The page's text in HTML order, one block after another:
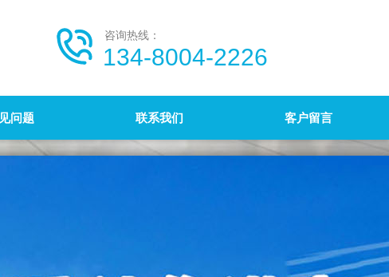
咨询热线：
134-8004-2226
问题 联系我们 客户留言